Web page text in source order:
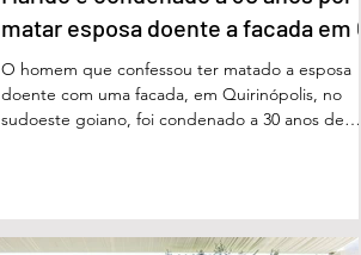
matar esposa doente a facada em
O homem que confessou ter matado a esposa
doente com uma facada, em Quirinópolis, no
sudoeste goiano, foi condenado a 30 anos de
Acidente Vascular Cerebral (AVC) e estava em
condição de fragilidade física. De acordo com o